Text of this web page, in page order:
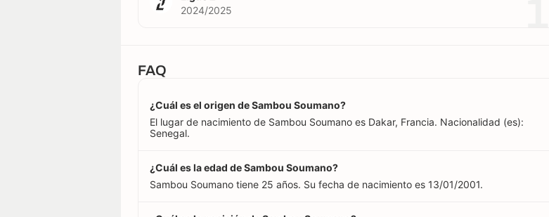
2024/2025
FAQ
¿Cuál es el origen de Sambou Soumano?
El lugar de nacimiento de Sambou Soumano es Dakar, Francia. Nacionalidad (es):
Senegal.
¿Cuál es la edad de Sambou Soumano?
Sambou Soumano tiene 25 años. Su fecha de nacimiento es 13/01/2001.